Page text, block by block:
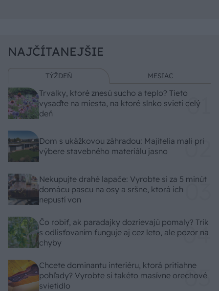
NAJČÍTANEJŠIE
TÝŽDEŇ MESIAC
Trvalky, ktoré znesú sucho a teplo? Tieto
vysaďte na miesta, na ktoré slnko svieti celý
deň
Dom s ukážkovou záhradou: Majitelia mali pri
výbere stavebného materiálu jasno
Nekupujte drahé lapače: Vyrobte si za 5 minút
domácu pascu na osy a sršne, ktorá ich
nepustí von
Čo robiť, ak paradajky dozrievajú pomaly? Trik
s odlisťovaním funguje aj cez leto, ale pozor na
chyby
Chcete dominantu interiéru, ktorá pritiahne
pohľady? Vyrobte si takéto masívne orechové
svietidlo